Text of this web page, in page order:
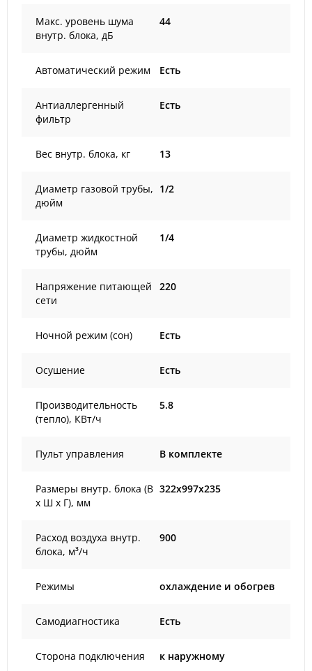
Макс. уровень шума
внутр. блока, дБ
44
Автоматический режим Есть
Антиаллергенный
фильтр
Есть
Вес внутр. блока, кг 13
Диаметр газовой трубы,
дюйм
1/2
Диаметр жидкостной
трубы, дюйм
1/4
Напряжение питающей
сети
220
Ночной режим (сон) Есть
Осушение Есть
Производительность
(тепло), КВт/ч
5.8
Пульт управления В комплекте
Размеры внутр. блока (В
х Ш х Г), мм
322x997x235
Расход воздуха внутр.
блока, м³/ч
900
Режимы охлаждение и обогрев
Самодиагностика Есть
Сторона подключения к наружному